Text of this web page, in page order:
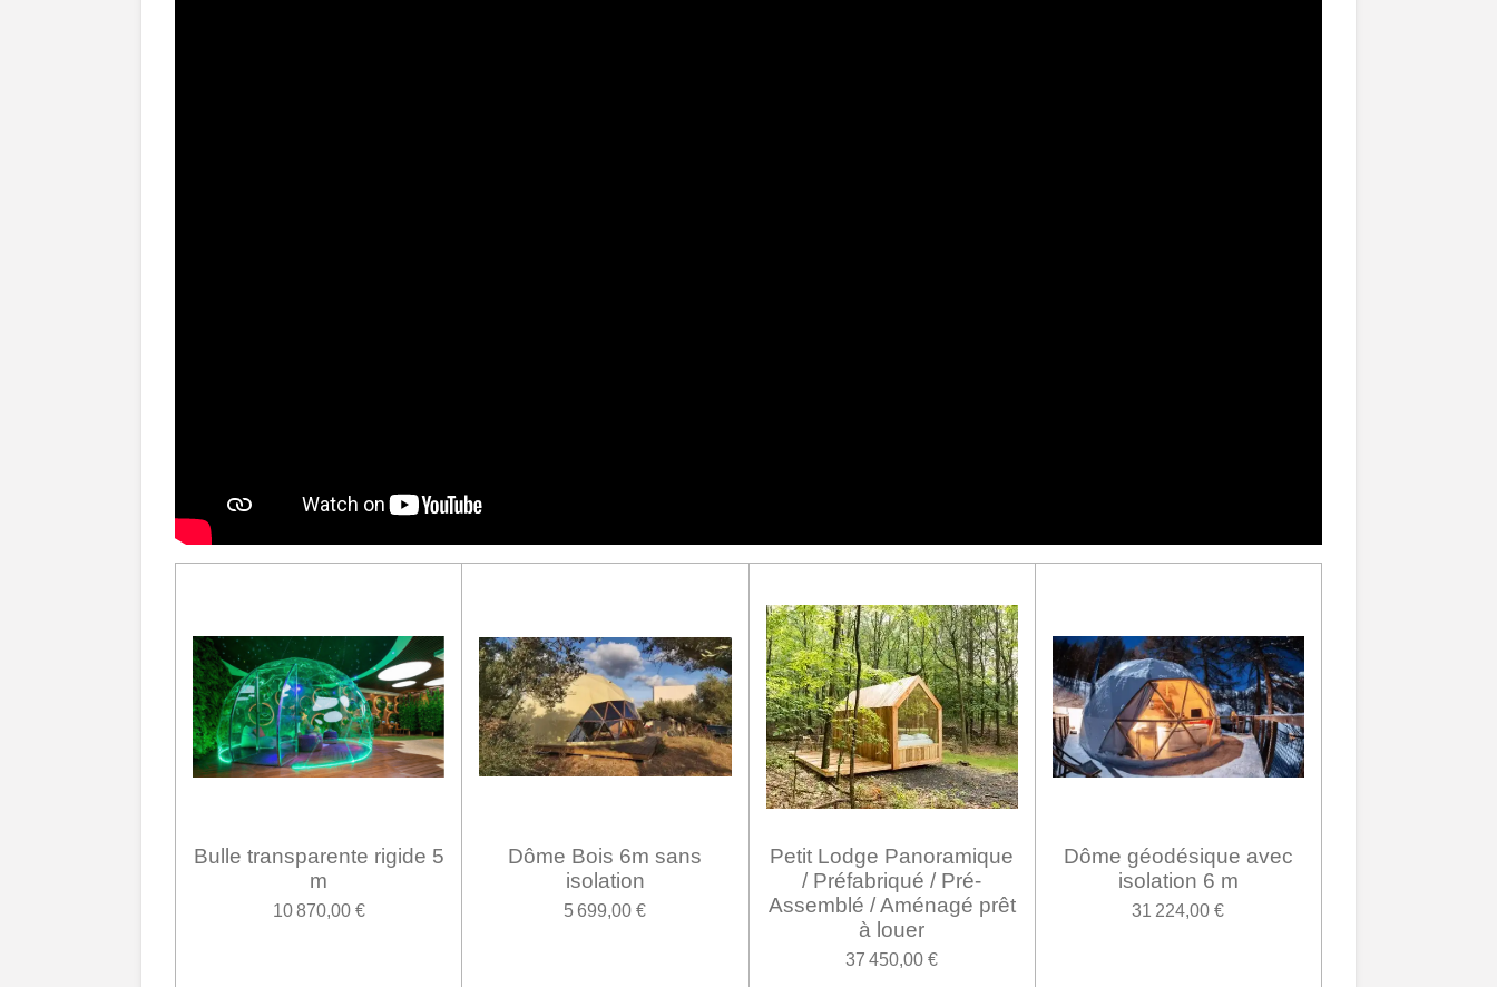
Bulle transparente rigide 5
m
10 870,00 €
Dôme Bois 6m sans
isolation
5 699,00 €
Petit Lodge Panoramique
/ Préfabriqué / Pré-
Assemblé / Aménagé prêt
à louer
37 450,00 €
Dôme géodésique avec
isolation 6 m
31 224,00 €